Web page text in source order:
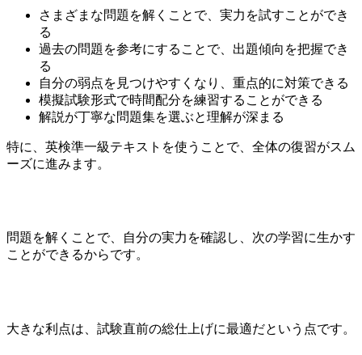
さまざまな問題を解くことで、実力を試すことができ
る
過去の問題を参考にすることで、出題傾向を把握でき
る
自分の弱点を見つけやすくなり、重点的に対策できる
模擬試験形式で時間配分を練習することができる
解説が丁寧な問題集を選ぶと理解が深まる
特に、英検準一級テキストを使うことで、全体の復習がスム
ーズに進みます。
問題を解くことで、自分の実力を確認し、次の学習に生かす
ことができるからです。
大きな利点は、試験直前の総仕上げに最適だという点です。